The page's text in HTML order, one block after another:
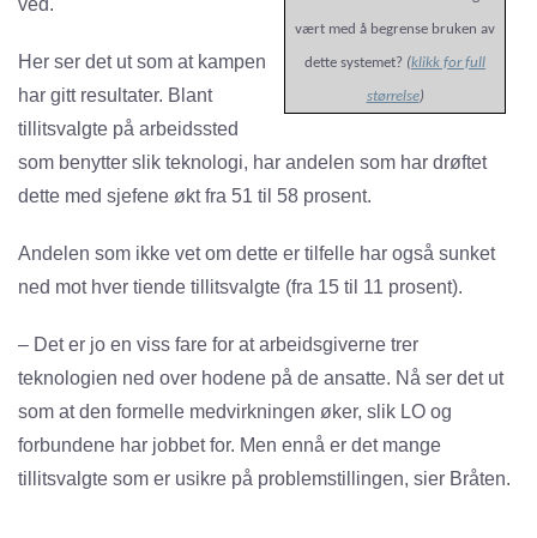
vært med å begrense bruken av
dette systemet? (klikk for full
størrelse)
ved.
Her ser det ut som at kampen
har gitt resultater. Blant
tillitsvalgte på arbeidssted
som benytter slik teknologi, har andelen som har drøftet
dette med sjefene økt fra 51 til 58 prosent.
Andelen som ikke vet om dette er tilfelle har også sunket
ned mot hver tiende tillitsvalgte (fra 15 til 11 prosent).
– Det er jo en viss fare for at arbeidsgiverne trer
teknologien ned over hodene på de ansatte. Nå ser det ut
som at den formelle medvirkningen øker, slik LO og
forbundene har jobbet for. Men ennå er det mange
tillitsvalgte som er usikre på problemstillingen, sier Bråten.